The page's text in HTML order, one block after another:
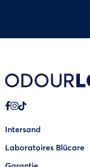
Intersand
Laboratoires Blücare